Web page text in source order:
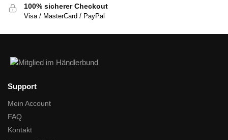
100% sicherer Checkout
Visa / MasterCard / PayPal
Support
Mein Account
FAQ
Kontakt